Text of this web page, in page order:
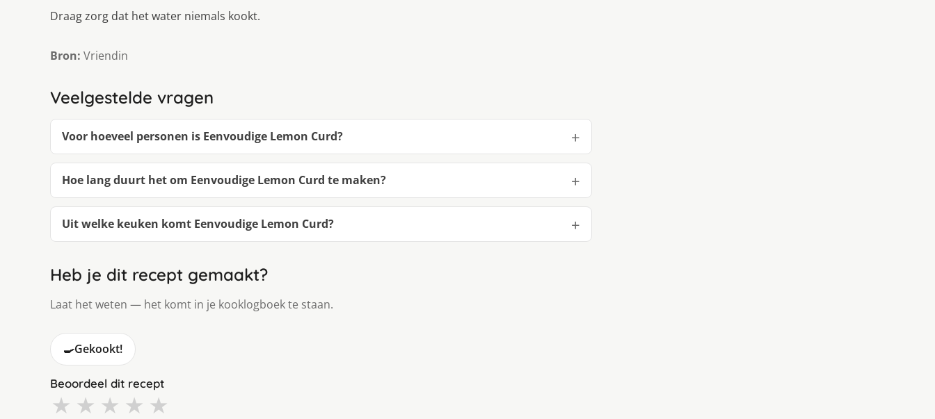
Draag zorg dat het water niemals kookt.
Bron: Vriendin
Veelgestelde vragen
Voor hoeveel personen is Eenvoudige Lemon Curd?
Hoe lang duurt het om Eenvoudige Lemon Curd te maken?
Uit welke keuken komt Eenvoudige Lemon Curd?
Heb je dit recept gemaakt?
Laat het weten — het komt in je kooklogboek te staan.
🍳Gekookt!
Beoordeel dit recept
★ ★ ★ ★ ★